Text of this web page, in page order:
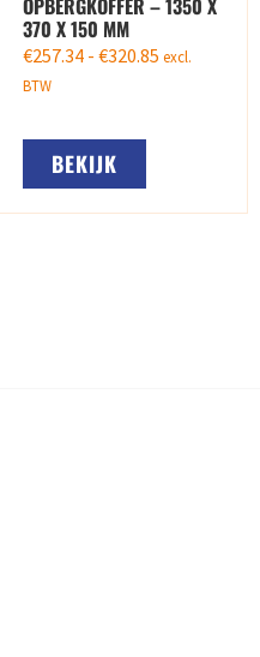
370 X 150 MM
€257.34 - €320.85 excl.
BTW
BEKIJK